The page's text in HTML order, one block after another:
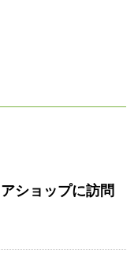
ショップに訪問